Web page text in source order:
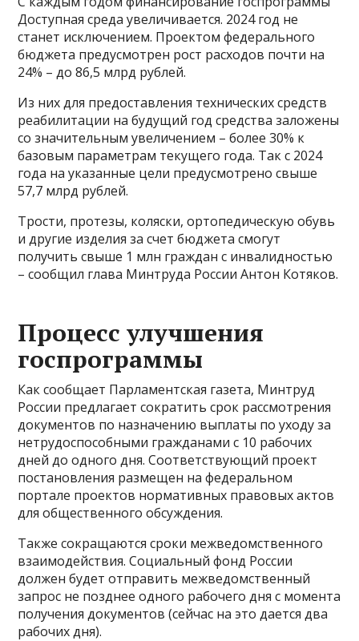
Доступная среда увеличивается. 2024 год не
станет исключением. Проектом федерального
бюджета предусмотрен рост расходов почти на
24% – до 86,5 млрд рублей.
Из них для предоставления технических средств
реабилитации на будущий год средства заложены
со значительным увеличением – более 30% к
базовым параметрам текущего года. Так с 2024
года на указанные цели предусмотрено свыше
57,7 млрд рублей.
Трости, протезы, коляски, ортопедическую обувь
и другие изделия за счет бюджета смогут
получить свыше 1 млн граждан с инвалидностью
– сообщил глава Минтруда России Антон Котяков.
Процесс улучшения
госпрограммы
Как сообщает Парламентская газета, Минтруд
России предлагает сократить срок рассмотрения
документов по назначению выплаты по уходу за
нетрудоспособными гражданами с 10 рабочих
дней до одного дня. Соответствующий проект
постановления размещен на федеральном
портале проектов нормативных правовых актов
для общественного обсуждения.
Также сокращаются сроки межведомственного
взаимодействия. Социальный фонд России
должен будет отправить межведомственный
запрос не позднее одного рабочего дня с момента
получения документов (сейчас на это дается два
рабочих дня).